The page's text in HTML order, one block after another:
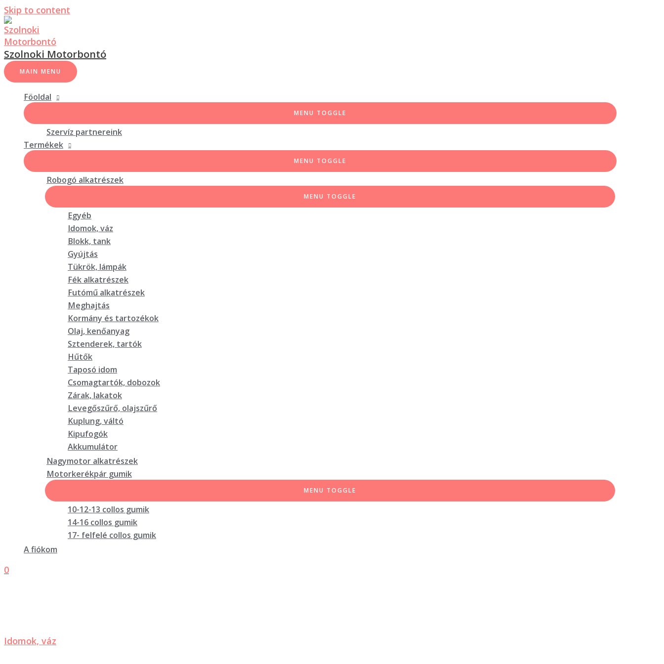
Skip to content
Szolnoki Motorbontó
MAIN MENU
Föoldal
MENU TOGGLE
Szervíz partnereink
Termékek
MENU TOGGLE
Robogó alkatrészek
MENU TOGGLE
Egyéb
Idomok, váz
Blokk, tank
Gyújtás
Tükrök, lámpák
Fék alkatrészek
Futómű alkatrészek
Meghajtás
Kormány és tartozékok
Olaj, kenőanyag
Sztenderek, tartók
Hűtők
Taposó idom
Csomagtartók, dobozok
Zárak, lakatok
Levegőszűrő, olajszűrő
Kuplung, váltó
Kipufogók
Akkumulátor
Nagymotor alkatrészek
Motorkerékpár gumik
MENU TOGGLE
10-12-13 collos gumik
14-16 collos gumik
17- felfelé collos gumik
A fiókom
0
Idomok, váz